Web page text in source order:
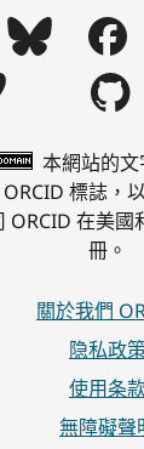
本網站的文
標誌，
ORCID 在美
冊。
關於我們
隐私政
使用条
無障礙聲